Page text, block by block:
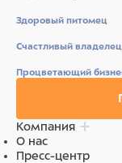
Здоровый питомец
Счастливый владелец
Процветающий
Компания
О нас
Пресс-центр